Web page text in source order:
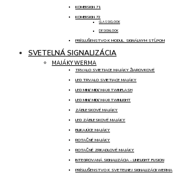
KOMBISIGN 71
KOMBISIGN 72
CLASSICLOOK
DESIGNLOOK
PRÍSLUŠENSTVO K MODUL. SIGNÁLNYM STĹPOM
SVETELNÁ SIGNALIZÁCIA
MAJÁKY WERMA
TRVALO SVIETIACE MAJÁKY ŽIAROVKOVÉ
LED TRVALO SVIETIACE MAJÁKY
LED MINI/ MIDI/ MAXI TWINFLASH
LED MINI/ MIDI/ MAXI TWINLIGHT
ZÁBLESKOVÉ MAJÁKY
LED ZÁBLESKOVÉ MAJÁKY
BLIKAJÚCE MAJÁKY
ROTAČNÉ MAJÁKY
ROTAČNÉ ZRKADLOVÉ MAJÁKY
INTEGROVANÁ SIGNALIZÁCIA - LINELIGHT FUSION
PRÍSLUŠENSTVO K SVETELNEJ SIGNALIZÁCII WERMA